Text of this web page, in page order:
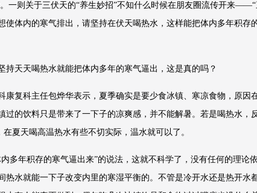
一则关于三伏天的“养生妙招”不知什么时候在朋友圈流传开来
使体内的寒气排出，请坚持在伏天喝热水，这样能把体内多年积
持天天喝热水就能把体内多年的寒气逼出，这是真的吗？
康复科主任包烨华表示，夏季确实是要少食冰镇、寒凉食物，原因
过的饮料只是带来了一下子的凉爽感，并不能解暑。若是喝热水，
夏天喝高温热水有些不切实际，温水就可以了。
多年积存的寒气逼出来”的说法，这就不科学了，没有任何的理论
热水就能一下子改变内里的寒湿平衡的。不管是冷开水还是热开水